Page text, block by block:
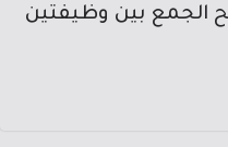
الجمع بين وظيفتين